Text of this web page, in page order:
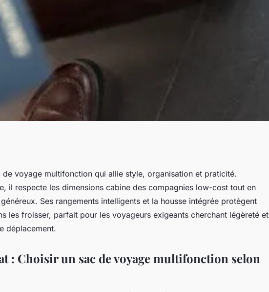
accompagne
de voyage multifonction qui allie style, organisation et praticité.
il respecte les dimensions cabine des compagnies low-cost tout en
Ses rangements intelligents et la housse intégrée protègent
les froisser, parfait pour les voyageurs exigeants cherchant légèreté et
déplacement.
: Choisir un sac de voyage multifonction selon